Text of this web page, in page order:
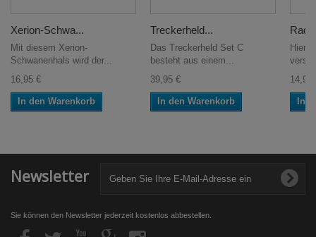
Xerion-Schwa...
Mit diesem Xerion-
Schwanenhals wird der...
16,95 €
In den Warenkorb
Treckerheld...
Das Treckerheld Set C
besteht aus einem...
39,95 €
In den Warenkorb
Hier
14,95
In
Newsletter
Sie können den Newsletter jederzeit kostenlos abbestellen.